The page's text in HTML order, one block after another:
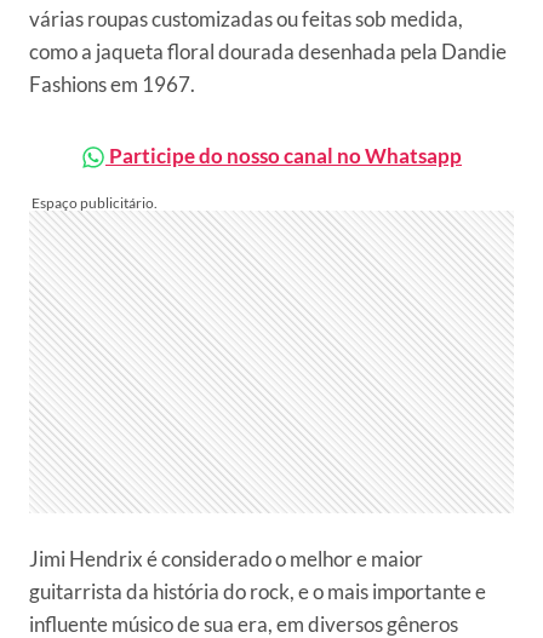
várias roupas customizadas ou feitas sob medida,
como a jaqueta floral dourada desenhada pela Dandie
Fashions em 1967.
Participe do nosso canal no Whatsapp
Jimi Hendrix é considerado o melhor e maior
guitarrista da história do rock, e o mais importante e
influente músico de sua era, em diversos gêneros